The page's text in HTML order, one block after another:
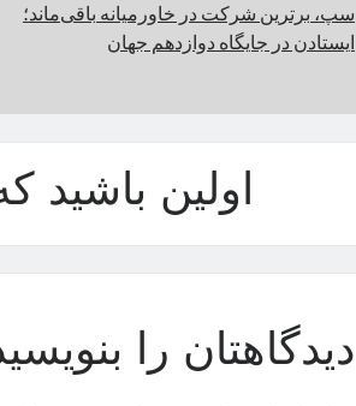
سپ، برترین شرکت در خاورمیانه باقی‌ماند؛
ایستادن در جایگاه دوازدهم جهان
اولین باشید
دیدگاهتان را